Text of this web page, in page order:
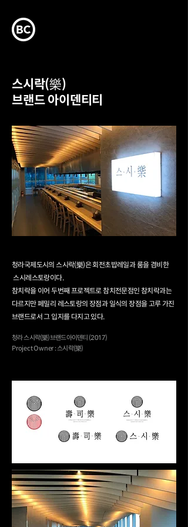
스시락(樂)
브랜드 아이덴티티
청라국제도시의 스시락(樂)은 회전초밥레일과 룸을 겸비한
스시레스토랑이다.
참치락을 이어 두번째 프로젝트로 참치전문점인 참치락과는
다르지만 페밀리 레스토랑의 장점과 일식의 장점을 고루 가진
브랜드로서 ​ 그 입지를 다지고 있다.
청라 스시 락(樂) 브랜드 아이덴티 (2017)
Project Owner : 스시락(樂)